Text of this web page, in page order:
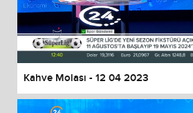
Kahve Molası - 12 04 2023